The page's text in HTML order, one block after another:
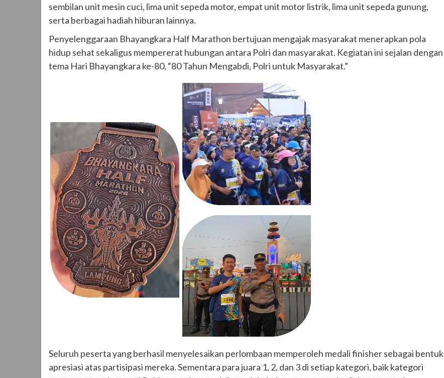
sembilan unit mesin cuci, lima unit sepeda motor, empat unit motor listrik, lima unit sepeda gunung,
serta berbagai hadiah hiburan lainnya.
Penyelenggaraan Bhayangkara Half Marathon bertujuan mengajak masyarakat menerapkan pola
hidup sehat sekaligus mempererat hubungan antara Polri dan masyarakat. Kegiatan ini sejalan dengan
tema Hari Bhayangkara ke-80, “80 Tahun Mengabdi, Polri untuk Masyarakat.”
Seluruh peserta yang berhasil menyelesaikan perlombaan memperoleh medali finisher sebagai bentuk
apresiasi atas partisipasi mereka. Sementara para juara 1, 2, dan 3 di setiap kategori, baik kategori